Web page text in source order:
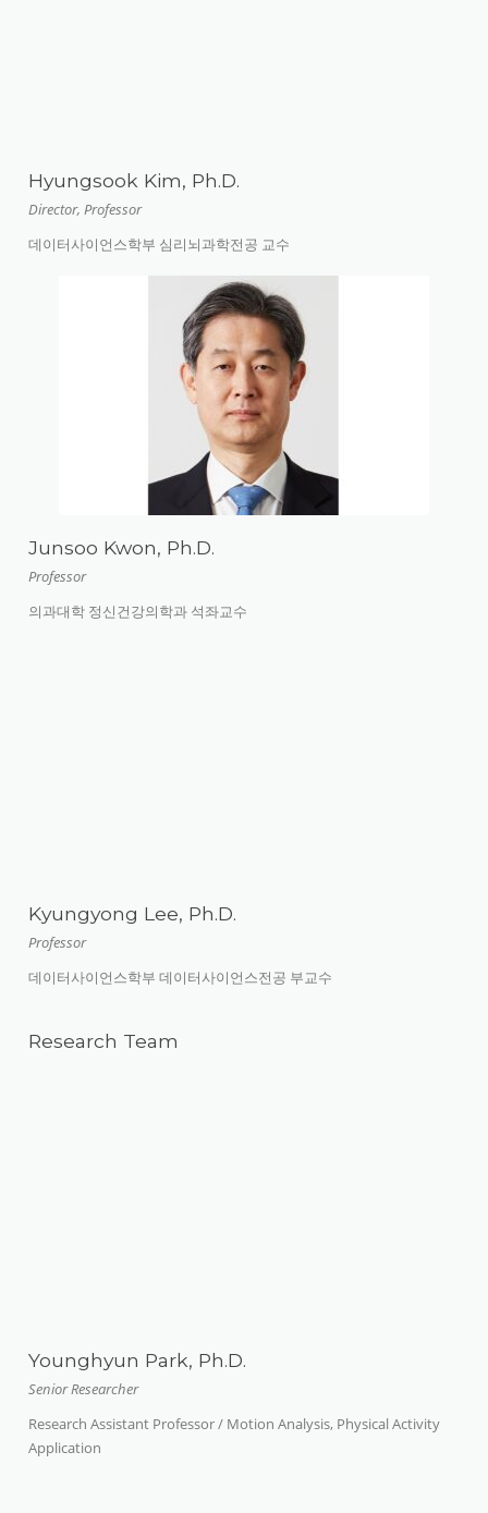
Hyungsook Kim, Ph.D.
Director, Professor
데이터사이언스학부 심리뇌과학전공 교수
Junsoo Kwon, Ph.D.
Professor
의과대학 정신건강의학과 석좌교수
Kyungyong Lee, Ph.D.
Professor
데이터사이언스학부 데이터사이언스전공 부교수
Research Team
Younghyun Park, Ph.D.
Senior Researcher
Research Assistant Professor / Motion Analysis, Physical Activity
Application